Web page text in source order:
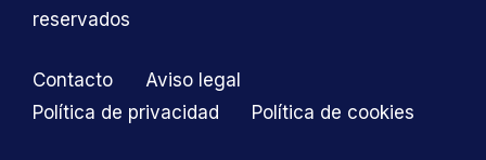
reservados
Contacto
Aviso legal
Política de privacidad
Política de cookies